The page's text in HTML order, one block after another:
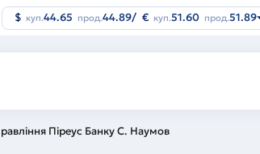
$ куп.44.65 прод.44.89/ € куп.51.60 прод.51.89
Піреус Банку С. Наумов